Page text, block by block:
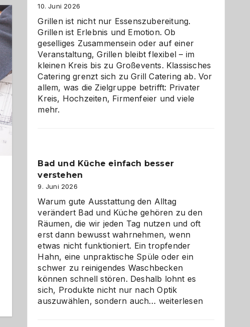
10. Juni 2026
Grillen ist nicht nur Essenszubereitung.
Grillen ist Erlebnis und Emotion. Ob
geselliges Zusammensein oder auf einer
Veranstaltung, Grillen bleibt flexibel – im
kleinen Kreis bis zu Großevents. Klassisches
Catering grenzt sich zu Grill Catering ab. Vor
allem, was die Zielgruppe betrifft: Privater
Kreis, Hochzeiten, Firmenfeier und viele
mehr.
Bad und Küche einfach besser
verstehen
9. Juni 2026
Warum gute Ausstattung den Alltag
verändert Bad und Küche gehören zu den
Räumen, die wir jeden Tag nutzen und oft
erst dann bewusst wahrnehmen, wenn
etwas nicht funktioniert. Ein tropfender
Hahn, eine unpraktische Spüle oder ein
schwer zu reinigendes Waschbecken
können schnell stören. Deshalb lohnt es
sich, Produkte nicht nur nach Optik
auszuwählen, sondern auch… Bad
weiterlesen